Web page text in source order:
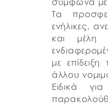
Τα
ενήλικες,
και μέλη
με
άλλου
Ειδικά